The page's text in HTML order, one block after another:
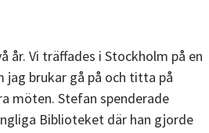
år. Vi träffades i Stockholm på en
jag brukar gå på och titta på
möten. Stefan spenderade
Biblioteket där han gjorde